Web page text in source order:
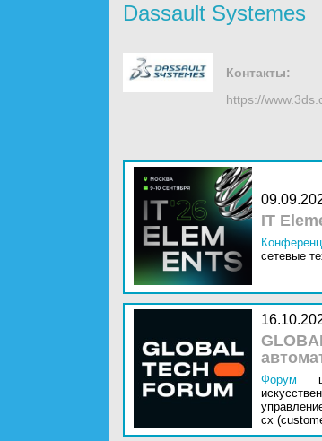
Dassault Systemes
Контакты:
https://
IT
сетевые
Форум
cx